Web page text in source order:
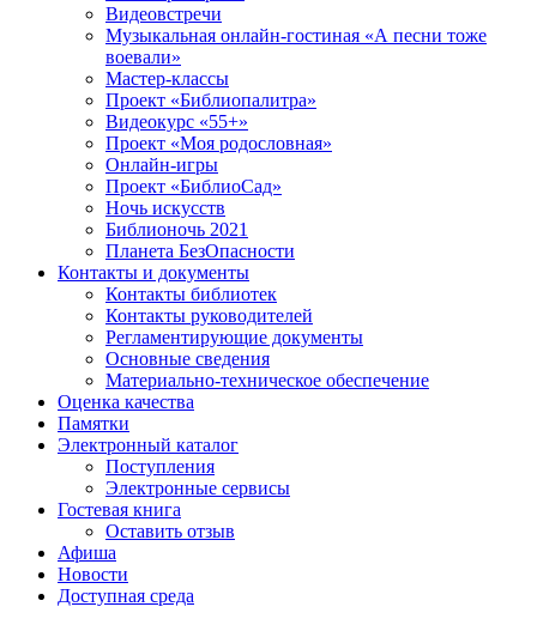
Видеовстречи
Музыкальная онлайн-гостиная «А песни тоже
воевали»
Мастер-классы
Проект «Библиопалитра»
Видеокурс «55+»
Проект «Моя родословная»
Онлайн-игры
Проект «БиблиоСад»
Ночь искусств
Библионочь 2021
Планета БезОпасности
Контакты и документы
Контакты библиотек
Контакты руководителей
Регламентирующие документы
Основные сведения
Материально-техническое обеспечение
Оценка качества
Памятки
Электронный каталог
Поступления
Электронные сервисы
Гостевая книга
Оставить отзыв
Афиша
Новости
Доступная среда